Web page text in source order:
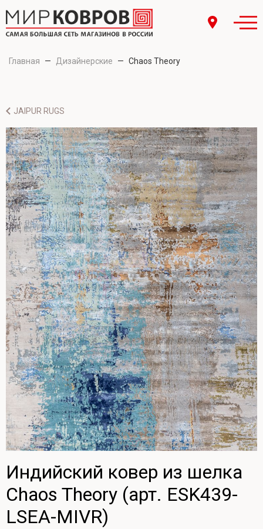
Главная — Дизайнерские — Chaos Theory
JAIPUR RUGS
Индийский ковер из шелка
Chaos Theory (арт. ESK439-
LSEA-MIVR)